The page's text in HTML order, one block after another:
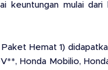
keuntungan mulai
Hemat 1)
Honda Mobilio,